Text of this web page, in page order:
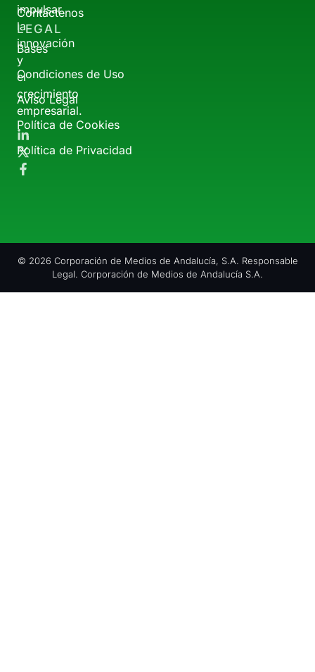
impulsar
la
innovación
y
el
crecimiento
empresarial.
Contáctenos
LEGAL
Bases
Condiciones de Uso
Aviso Legal
Política de Cookies
Política de Privacidad
© 2026 Corporación de Medios de Andalucía, S.A. Responsable
Legal. Corporación de Medios de Andalucía S.A.